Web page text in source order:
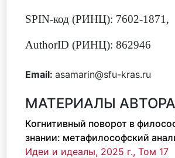
SPIN-код (РИНЦ): 7602-1871,
AuthorID (РИНЦ): 862946
Email: asamarin@sfu-kras.ru
МАТЕРИАЛЫ
Когнитивный поворот в
знании: метафилософский
Идеи и идеалы, 2025 г., Том 17